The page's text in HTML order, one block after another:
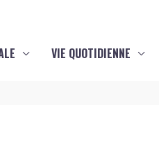
VIE QUOTIDIENNE